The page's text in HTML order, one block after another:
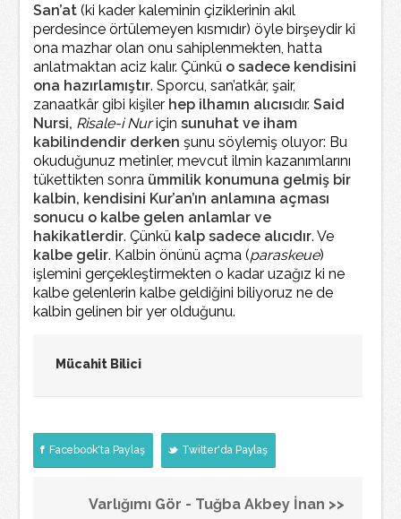
San’at (ki kader kaleminin çiziklerinin akıl
perdesince örtülemeyen kısmıdır) öyle birşeydir ki
ona mazhar olan onu sahiplenmekten, hatta
anlatmaktan aciz kalır. Çünkü o sadece kendisini
ona hazırlamıştır. Sporcu, san’atkâr, şair,
zanaatkâr gibi kişiler hep ilhamın alıcısıdır.Said
Nursi, Risale-i Nuriçin sunuhat ve iham
kabilindendir derken şunu söylemiş oluyor: Bu
okuduğunuz metinler, mevcut ilmin kazanımlarını
tükettikten sonra ümmilik konumuna gelmiş bir
kalbin, kendisini Kur’an’ın anlamına açması
sonucu o kalbe gelen anlamlar ve
hakikatlerdir. Çünkü kalp sadece alıcıdır. Ve
kalbe gelir. Kalbin önünü açma (paraskeue)
işlemini gerçekleştirmekten o kadar uzağız ki ne
kalbe gelenlerin kalbe geldiğini biliyoruz ne de
kalbin gelinen bir yer olduğunu.
Mücahit Bilici
Facebook'ta Paylaş Twitter'da Paylaş
Varlığımı Gör - Tuğba Akbey İnan >>